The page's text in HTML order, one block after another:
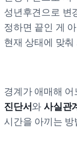
성년후견으로 변
정하면 끝인 게
현재 상태에 맞
경계가 애매해
진단서와사실관
시간을 아끼는